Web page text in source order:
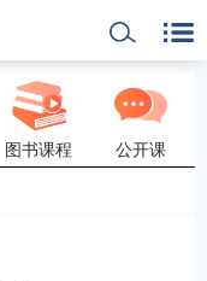
图书课程 公开课